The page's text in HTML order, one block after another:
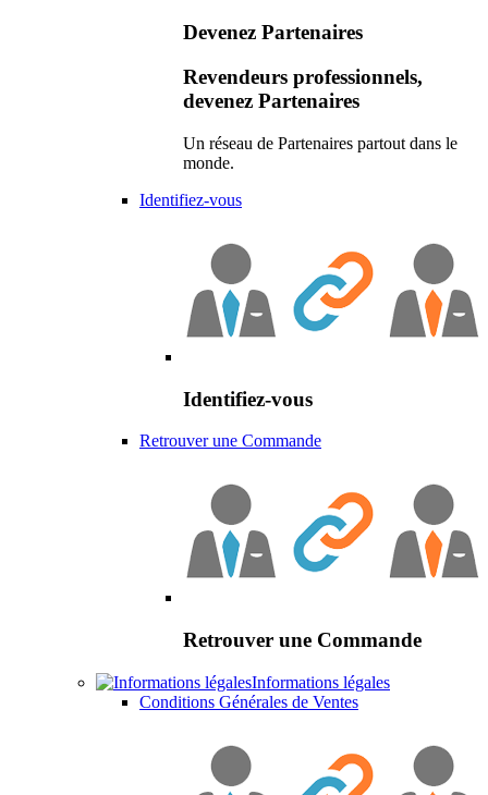
Devenez Partenaires
Revendeurs professionnels,
devenez Partenaires
Un réseau de Partenaires partout dans le
monde.
Identifiez-vous
Identifiez-vous
Retrouver une Commande
Retrouver une Commande
Informations légales
Conditions Générales de Ventes